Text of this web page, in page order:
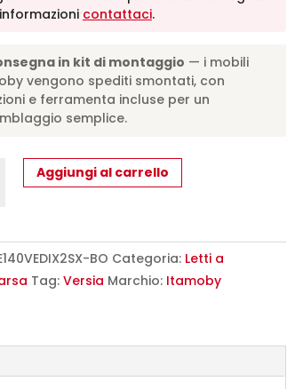
contattaci.
in kit di montaggio — i mobili
vengono spediti smontati, con
e ferramenta incluse per un
semplice.
Aggiungi al carrello
BO Categoria: Letti a
Tag: Versia Marchio: Itamoby